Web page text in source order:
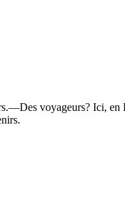
voyageurs? Ici, en